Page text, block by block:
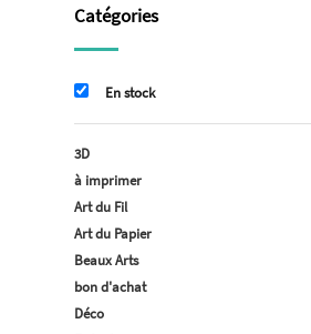
Catégories
En stock
3D
à imprimer
Art du Fil
Art du Papier
Beaux Arts
bon d'achat
Déco